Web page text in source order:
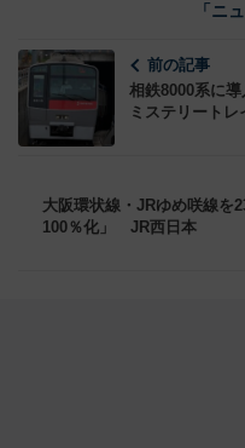
「ニ
前の記事
相鉄8000系に
ミステリート
大阪環状線・JRゆめ咲線を
100％化」 JR西日本